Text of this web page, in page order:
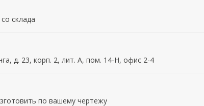
склада
д. 23, корп. 2, лит. А, пом. 14-Н, офис 2-4
по вашему чертежу